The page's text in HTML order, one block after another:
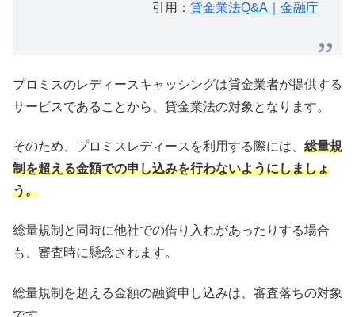
引用：貸金業法Q&A｜金融庁
プロミスのレディースキャッシングは貸金業者が提供する
サービスであることから、貸金業法の対象となります。
そのため、プロミスレディースを利用する際には、 総量規
制を超える金額での申し込みを行わないようにしましょ
う。
総量規制と同時に他社での借り入れがあったりする場合
も、審査時に懸念されます。
総量規制を超える金額の融資申し込みは、審査落ちの対象